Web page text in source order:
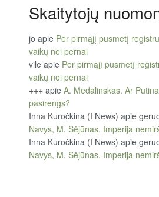
Skaitytojų
jo apie Per pirmąjį pusmetį
vaikų nei pernai
vile apie Per pirmąjį pusmetį
vaikų nei pernai
+++ apie A. Medalinskas. Ar
pasirengs?
Inna Kuročkina (I News) apie
Navys, M. Sėjūnas. Imperija
Inna Kuročkina (I News) apie
Navys, M. Sėjūnas. Imperija